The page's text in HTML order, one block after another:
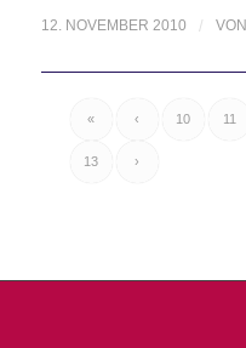
12. NOVEMBER 2010 / VON
« ‹ 10 11
13 ›